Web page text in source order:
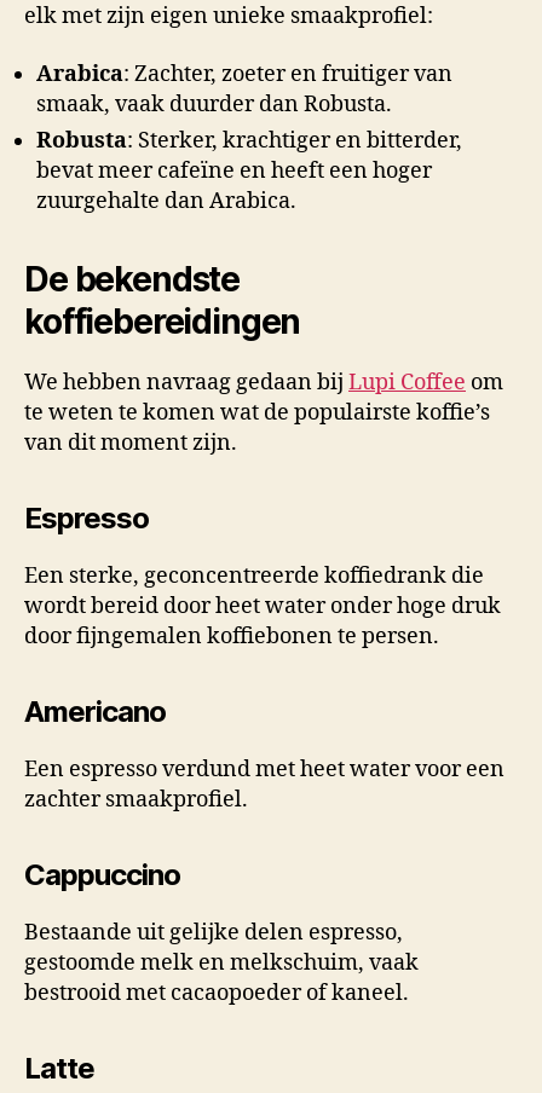
elk met zijn eigen unieke smaakprofiel:
Arabica: Zachter, zoeter en fruitiger van
smaak, vaak duurder dan Robusta.
Robusta: Sterker, krachtiger en bitterder,
bevat meer cafeïne en heeft een hoger
zuurgehalte dan Arabica.
De bekendste
koffiebereidingen
We hebben navraag gedaan bij Lupi Coffee om
te weten te komen wat de populairste koffie’s
van dit moment zijn.
Espresso
Een sterke, geconcentreerde koffiedrank die
wordt bereid door heet water onder hoge druk
door fijngemalen koffiebonen te persen.
Americano
Een espresso verdund met heet water voor een
zachter smaakprofiel.
Cappuccino
Bestaande uit gelijke delen espresso,
gestoomde melk en melkschuim, vaak
bestrooid met cacaopoeder of kaneel.
Latte